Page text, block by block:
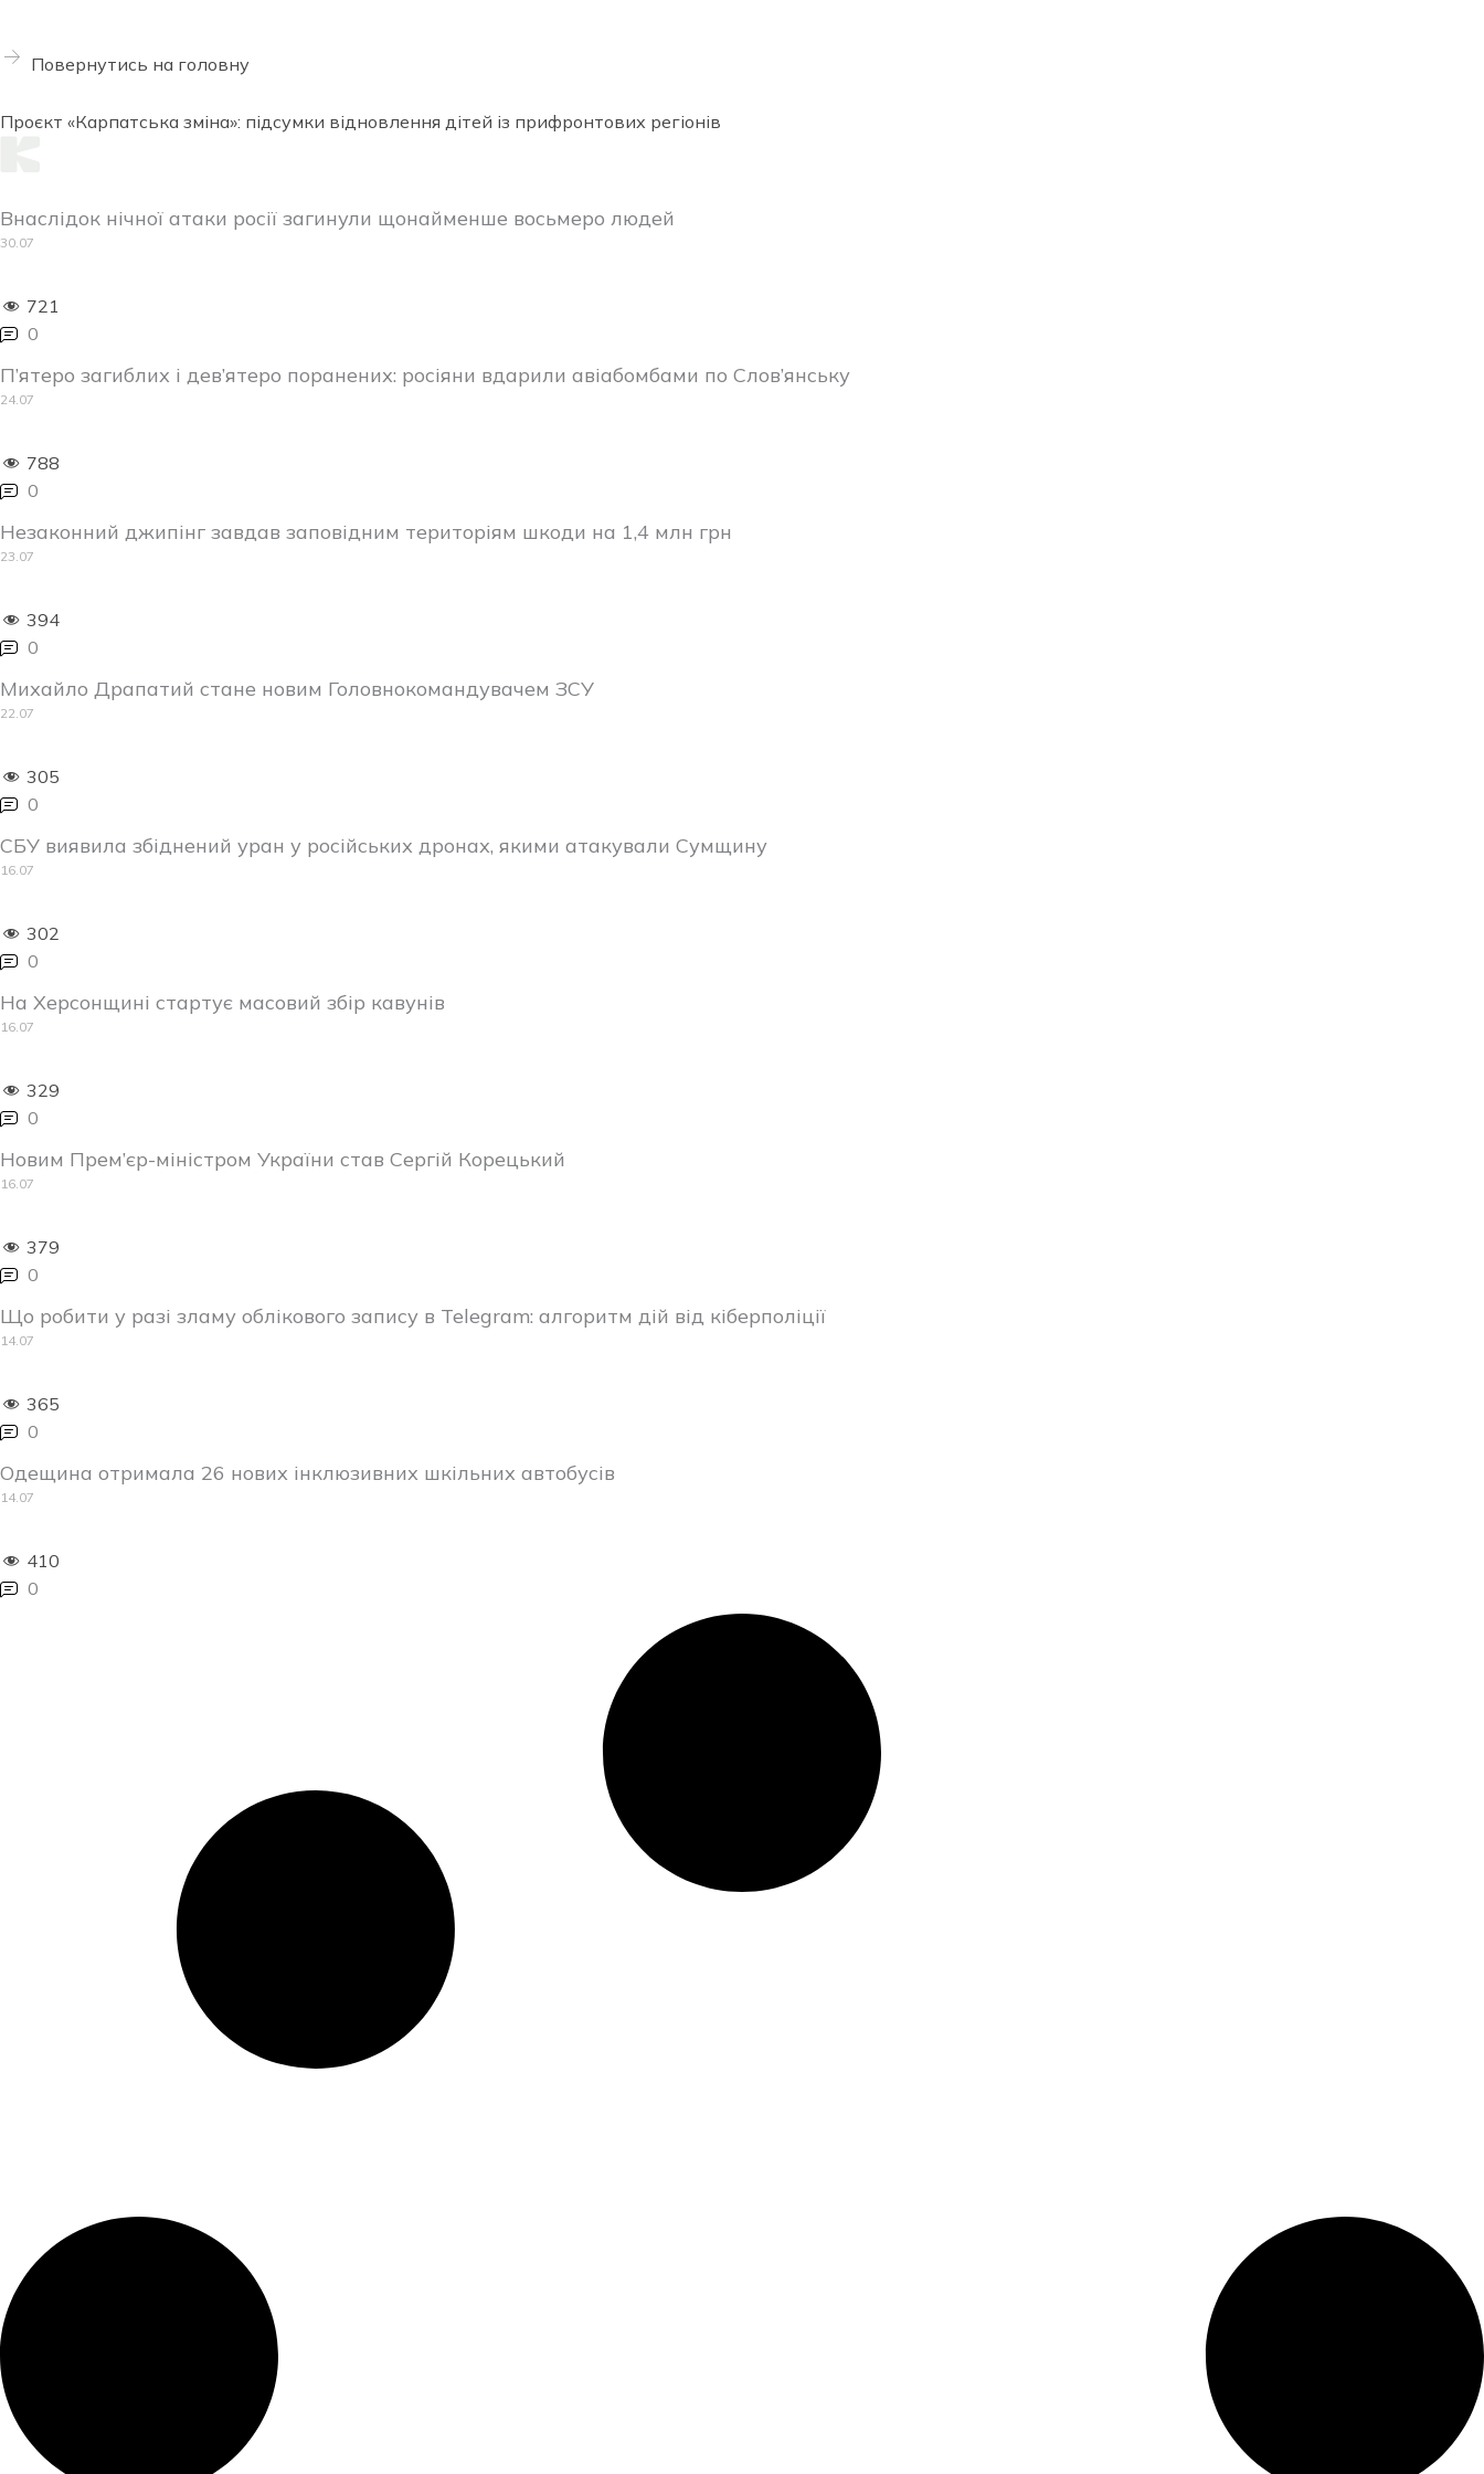
Повернутись на головну
Проєкт «Карпатська зміна»: підсумки відновлення дітей із прифронтових регіонів
Внаслідок нічної атаки росії загинули щонайменше восьмеро людей
30.07
721
0
П’ятеро загиблих і дев’ятеро поранених: росіяни вдарили авіабомбами по Слов’янську
24.07
788
0
Незаконний джипінг завдав заповідним територіям шкоди на 1,4 млн грн
23.07
394
0
Михайло Драпатий стане новим Головнокомандувачем ЗСУ
22.07
305
0
СБУ виявила збіднений уран у російських дронах, якими атакували Сумщину
16.07
302
0
На Херсонщині стартує масовий збір кавунів
16.07
329
0
Новим Прем’єр-міністром України став Сергій Корецький
16.07
379
0
Що робити у разі зламу облікового запису в Telegram: алгоритм дій від кіберполіції
14.07
365
0
Одещина отримала 26 нових інклюзивних шкільних автобусів
14.07
410
0